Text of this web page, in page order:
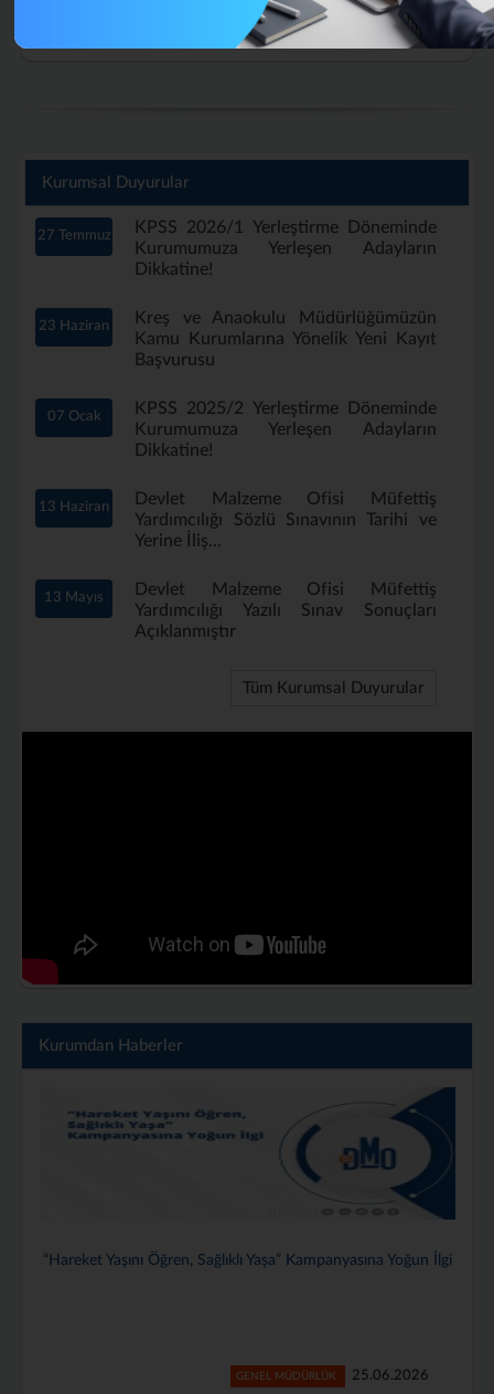
Tüm İhale İlanları
Kurumsal Duyurular
27 Temmuz
KPSS 2026/1 Yerleştirme Döneminde
Kurumumuza Yerleşen Adayların
Dikkatine!
23 Haziran
Kreş ve Anaokulu Müdürlüğümüzün
Kamu Kurumlarına Yönelik Yeni Kayıt
Başvurusu
07 Ocak
KPSS 2025/2 Yerleştirme Döneminde
Kurumumuza Yerleşen Adayların
Dikkatine!
13 Haziran
Devlet Malzeme Ofisi Müfettiş
Yardımcılığı Sözlü Sınavının Tarihi ve
Yerine İliş...
13 Mayıs
Devlet Malzeme Ofisi Müfettiş
Yardımcılığı Yazılı Sınav Sonuçları
Açıklanmıştır
Tüm Kurumsal Duyurular
Kurumdan Haberler
Genel Müdürlüğümüzde 2025–2026 Dönemi Stajyerlerimiz İçin
GENEL MÜDÜRLÜK 24.06.2026